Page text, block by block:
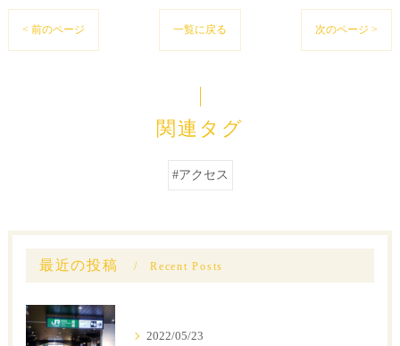
< 前のページ 一覧に戻る 次のページ >
関連タグ
#アクセス
最近の投稿 Recent Posts
2022/05/23